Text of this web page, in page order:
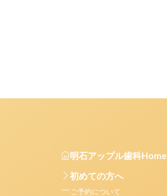
明石アップル歯科Home
初めての方へ
ご予約について